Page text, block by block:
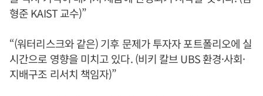
형준 KAIST 교수)”
“(워터리스크와 같은) 기후 문제가 투자자 포트폴리오에 실
시간으로 영향을 미치고 있다. (비키 칼브 UBS 환경·사회·
지배구조 리서치 책임자)”